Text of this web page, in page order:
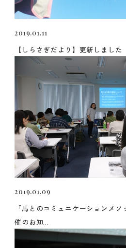
2019.01.11
【しらさぎだより】更新しました
2019.01.09
「馬とのコミュニケーションメ
催のお知...